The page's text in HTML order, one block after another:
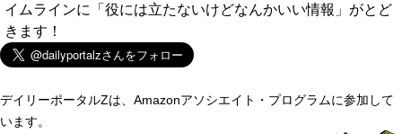
イムラインに「役には立たないけどなんかいい情報」がとど
きます！
デイリーポータルZは、Amazonアソシエイト・プログラムに参加して
います。